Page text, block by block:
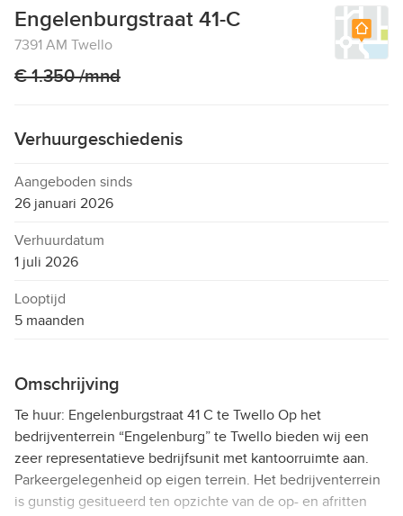
Engelenburgstraat 41-C
7391 AM Twello
€ 1.350 /mnd
Verhuurgeschiedenis
Aangeboden sinds
26 januari 2026
Verhuurdatum
1 juli 2026
Looptijd
5 maanden
Omschrijving
Te huur: Engelenburgstraat 41 C te Twello Op het
bedrijventerrein “Engelenburg” te Twello bieden wij een
zeer representatieve bedrijfsunit met kantoorruimte aan.
Parkeergelegenheid op eigen terrein. Het bedrijventerrein
is gunstig gesitueerd ten opzichte van de op- en afritten